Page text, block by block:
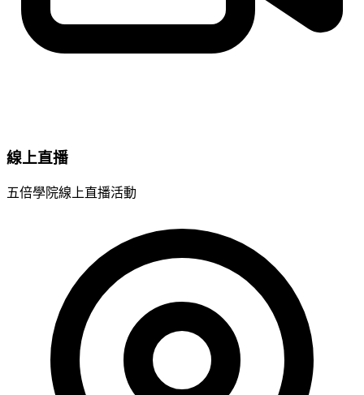
線上直播
五倍學院線上直播活動